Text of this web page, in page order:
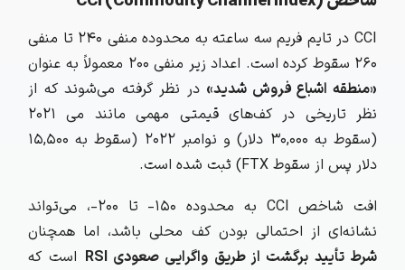
CCI
در تایم فریم سه ساعته به محدوده منفی ۲۴۰ تا منفی
۲۶۰ سقوط کرده است. اعداد زیر منفی ۲۰۰ معمولاً به عنوان
«منطقه اشباع فروش شدید» در نظر گرفته می‌شوند که از
نظر تاریخی در کف‌های قیمتی مهمی مانند می ۲۰۲۱
(سقوط به ۳۰,۰۰۰ دلار) و نوامبر ۲۰۲۲ (سقوط به ۱۵,۵۰۰
دلار پس از سقوط FTX) ثبت شده است.
افت شاخص CCI به محدوده ۱۵۰- تا ۲۰۰-، می‌تواند
نشانه‌ای از احتمالی بودن کف محلی باشد، اما همچنان
شرط تأیید برگشت از طریق واگرایی صعودیRSI است که